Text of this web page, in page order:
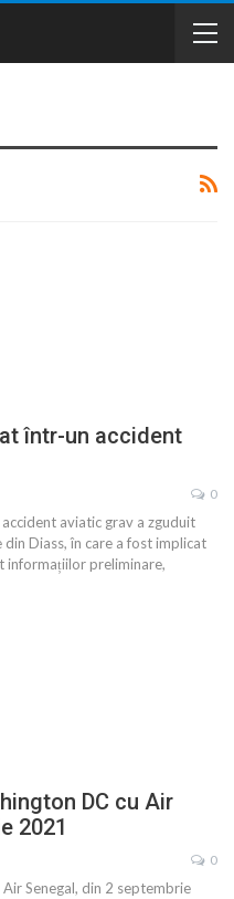
într-un accident
0
aviatic grav a zguduit
Diass, în care a fost implicat
informațiilor preliminare,
DC cu Air
2021
0
Senegal, din 2 septembrie